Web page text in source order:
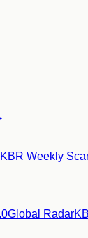
KBR Weekly
Global Radar